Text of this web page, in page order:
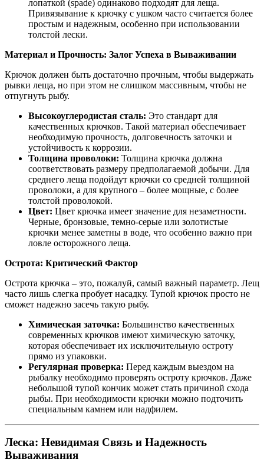
лопаткой (spade) одинаково подходят для леща.
Привязывание к крючку с ушком часто считается более
простым и надежным, особенно при использовании
толстой лески.
Материал и Прочность: Залог Успеха в Вываживании
Крючок должен быть достаточно прочным, чтобы выдержать
рывки леща, но при этом не слишком массивным, чтобы не
отпугнуть рыбу.
Высокоуглеродистая сталь: Это стандарт для
качественных крючков. Такой материал обеспечивает
необходимую прочность, долговечность заточки и
устойчивость к коррозии.
Толщина проволоки: Толщина крючка должна
соответствовать размеру предполагаемой добычи. Для
среднего леща подойдут крючки со средней толщиной
проволоки, а для крупного – более мощные, с более
толстой проволокой.
Цвет: Цвет крючка имеет значение для незаметности.
Черные, бронзовые, темно-серые или золотистые
крючки менее заметны в воде, что особенно важно при
ловле осторожного леща.
Острота: Критический Фактор
Острота крючка – это, пожалуй, самый важный параметр. Лещ
часто лишь слегка пробует насадку. Тупой крючок просто не
сможет надежно засечь такую рыбу.
Химическая заточка: Большинство качественных
современных крючков имеют химическую заточку,
которая обеспечивает их исключительную остроту
прямо из упаковки.
Регулярная проверка: Перед каждым выездом на
рыбалку необходимо проверять остроту крючков. Даже
небольшой тупой кончик может стать причиной схода
рыбы. При необходимости крючки можно подточить
специальным камнем или надфилем.
Леска: Невидимая Связь и Надежность
Вываживания